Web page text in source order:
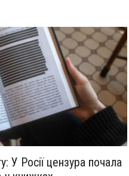
У Росії цензура почала